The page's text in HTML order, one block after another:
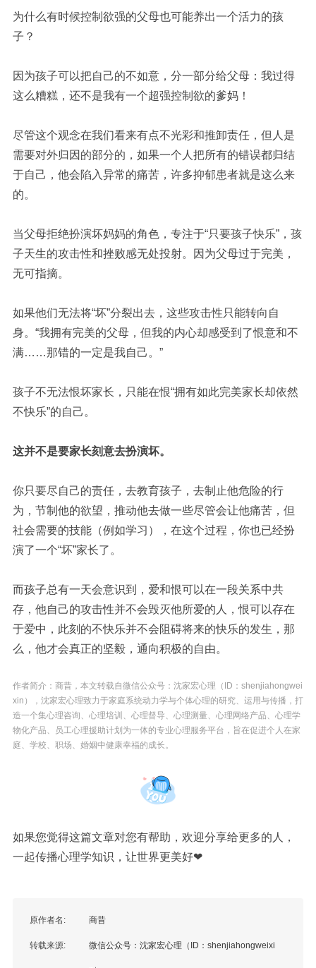
为什么有时候控制欲强的父母也可能养出一个活力的孩
子？
因为孩子可以把自己的不如意，分一部分给父母：我过得
这么糟糕，还不是我有一个超强控制欲的爹妈！
尽管这个观念在我们看来有点不光彩和推卸责任，但人是
需要对外归因的部分的，如果一个人把所有的错误都归结
于自己，他会陷入异常的痛苦，许多抑郁患者就是这么来
的。
当父母拒绝扮演坏妈妈的角色，专注于“只要孩子快乐”，孩
子天生的攻击性和挫败感无处投射。因为父母过于完美，
无可指摘。
如果他们无法将“坏”分裂出去，这些攻击性只能转向自
身。“我拥有完美的父母，但我的内心却感受到了恨意和不
满……那错的一定是我自己。”
孩子不无法恨坏家长，只能在恨“拥有如此完美家长却依然
不快乐”的自己。
这并不是要家长刻意去扮演坏。
你只要尽自己的责任，去教育孩子，去制止他危险的行
为，节制他的欲望，推动他去做一些尽管会让他痛苦，但
社会需要的技能（例如学习），在这个过程，你也已经扮
演了一个“坏”家长了。
而孩子总有一天会意识到，爱和恨可以在一段关系中共
存，他自己的攻击性并不会毁灭他所爱的人，恨可以存在
于爱中，此刻的不快乐并不会阻碍将来的快乐的发生，那
么，他才会真正的坚毅，通向积极的自由。
作者简介： 商昔， 本文转载自微信公众号：沈家宏心理（ID：shenjiahongwei
xin），沈家宏心理致力于家庭系统动力学与个体心理的研究、运用与传播，打
造一个集心理咨询、心理培训、心理督导、心理测量、心理网络产品、心理学
物化产品、员工心理援助计划为一体的专业心理服务平台，旨在促进个人在家
庭、学校、职场、婚姻中健康幸福的成长。
如果您觉得这篇文章对您有帮助，欢迎分享给更多的人，
一起传播心理学知识，让世界更美好❤
原作者名: 商昔
转载来源: 微信公众号：沈家宏心理（ID：shenjiahongweixi